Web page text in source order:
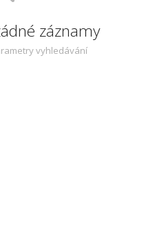
záznamy
vyhledávání